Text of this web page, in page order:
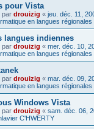
pour Vista
par drouizig « jeu. déc. 11,
en langues régionales
langues indiennes
par drouizig « mer. déc. 10,
en langues régionales
par drouizig « mar. déc. 09,
en langues régionales
Windows Vista
par drouizig « sam. déc. 06,
C'HWERTY